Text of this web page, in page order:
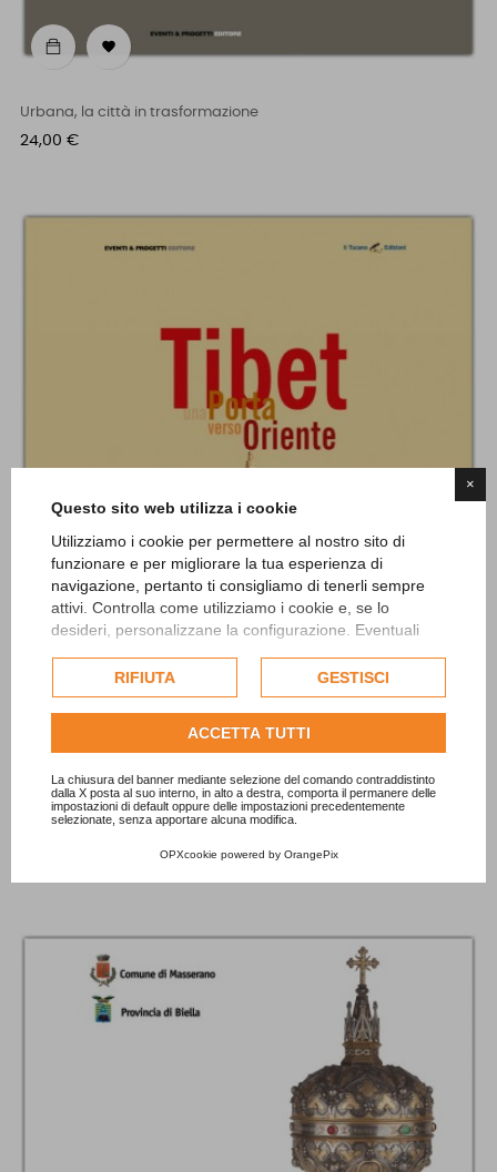
×
Questo sito web utilizza i cookie
Utilizziamo i cookie per permettere al nostro sito di
funzionare e per migliorare la tua esperienza di
navigazione, pertanto ti consigliamo di tenerli sempre
attivi. Controlla come utilizziamo i cookie e, se lo
desideri, personalizzane la configurazione. Eventuali
esclusivamente previa acquisizione del consenso
dell'utente.
Consulta l'informativa cookie completa.
RIFIUTA GESTISCI
ACCETTA TUTTI
La chiusura del banner mediante selezione del comando contraddistinto
dalla X posta al suo interno, in alto a destra, comporta il permanere delle
impostazioni di default oppure delle impostazioni precedentemente
selezionate, senza apportare alcuna modifica.
OPXcookie powered by OrangePix

Urbana, la città in trasformazione
Prezzo
24,00 €
Tibet. Una porta verso Oriente
Prezzo
24,00 €